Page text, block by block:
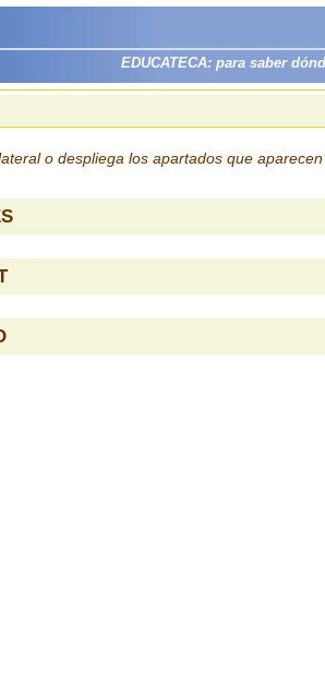
EDUCATECA: para saber
o despliega los apartados que